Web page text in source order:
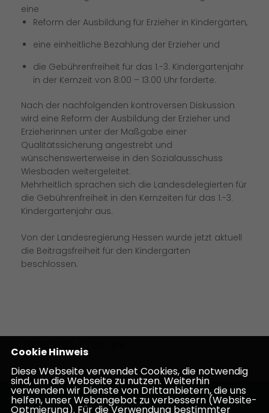
eine
Reform der Ausbildung für Erzieher in Kindergärten,
eine einheitliche Bezahlung der Erzieher und
die Gebührenfreiheit für das 1.-3. Kindergartenjahr
in der Kernzeit von 8:00 – 13.00 Uhr forderte.
Nach der nachfolgenden kontroversen Diskussion
wird eine Reform der Ausbildung der Erzieher und
Erzieherinnen unter der Maßgabe einer
Qualitätssicherung angestrebt und
wünschenswerterweise in den Sozialausschuss
Wiesbaden weitergeleitet.
Mehrheitlich sprachen sich die Landesdelegierten für
die Gebührenfreiheit in den Kernzeiten für das 1.-3.
Kindergartenjahr aus.
Von der Landesregierung Hessen wurde jetzt aktuell
die Beitragsfreiheit für den Kindergarten
beschlossen.
20.08.2017, 10:24 Uhr
Homepage des CDU Kreisverbandes Darmstadt-
Cookie Hinweis
Diese Webseite verwendet Cookies, die notwendig
sind, um die Webseite zu nutzen. Weiterhin
verwenden wir Dienste von Drittanbietern, die uns
helfen, unser Webangebot zu verbessern (Website-
Optmierung). Für die Verwendung bestimmter